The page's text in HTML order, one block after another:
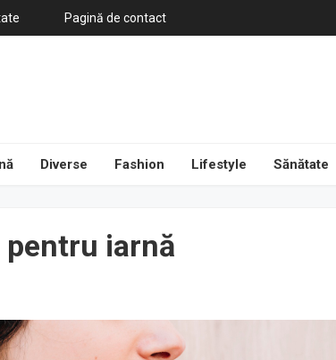
Pagină de contact
Diverse Fashion Lifestyle Sănătate
iarnă